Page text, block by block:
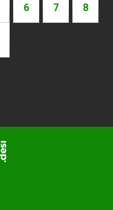
6 7 8